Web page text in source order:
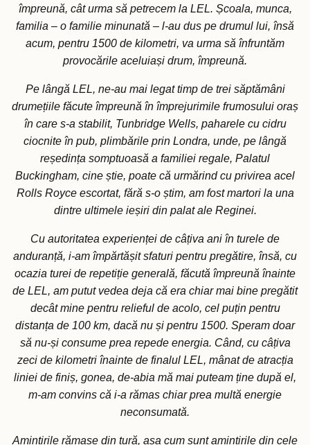
împreună, cât urma să petrecem la LEL. Școala, munca,
familia – o familie minunată – l-au dus pe drumul lui, însă
acum, pentru 1500 de kilometri, va urma să înfruntăm
provocările aceluiași drum, împreună.
Pe lângă LEL, ne-au mai legat timp de trei săptămâni
drumețiile făcute împreună în împrejurimile frumosului oraș
în care s-a stabilit, Tunbridge Wells, paharele cu cidru
ciocnite în pub, plimbările prin Londra, unde, pe lângă
reședința somptuoasă a familiei regale, Palatul
Buckingham, cine știe, poate că urmărind cu privirea acel
Rolls Royce escortat, fără s-o știm, am fost martori la una
dintre ultimele ieșiri din palat ale Reginei.
Cu autoritatea experienței de câțiva ani în turele de
anduranță, i-am împărtășit sfaturi pentru pregătire, însă, cu
ocazia turei de repetiție generală, făcută împreună înainte
de LEL, am putut vedea deja că era chiar mai bine pregătit
decât mine pentru relieful de acolo, cel puțin pentru
distanța de 100 km, dacă nu și pentru 1500. Speram doar
să nu-și consume prea repede energia. Când, cu câțiva
zeci de kilometri înainte de finalul LEL, mânat de atracția
liniei de finiș, gonea, de-abia mă mai puteam ține după el,
m-am convins că i-a rămas chiar prea multă energie
neconsumată.
Amintirile rămase din tură, așa cum sunt amintirile din cele